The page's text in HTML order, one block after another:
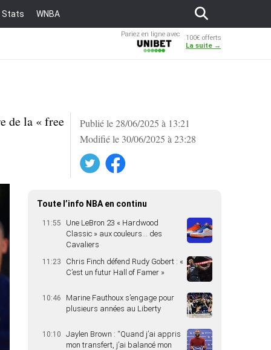
Stats WNBA
Pariez en ligne avec
100€ offerts
La suite →
Publié le 28/06/2025 à 13:21
Modifié le 30/06/2025 à 23:28
Facebook
de la « free
Toute l’info NBA en continu
11:55
Une LeBron 23 « Hardwood
Classic » aux couleurs… des
Cavaliers
11:23
Chris Finch défend Rudy Gobert : «
C’est un futur Hall of Famer »
10:46
Marine Fauthoux s’engage pour
plusieurs années au Liberty
10:10
Jaylen Brown : “Quand j’ai appris
mon transfert, j’ai balancé mon